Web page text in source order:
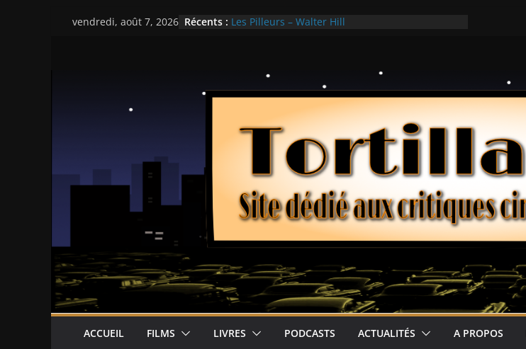
Passervendredi, août 7, 2026 Récents : Les Pilleurs – Walter Hill
Ça chauffe au lycée Ridgemont – Amy Heckerling
ACCUEIL FILMS LIVRES PODCASTS ACTUALITÉS A PROPOS